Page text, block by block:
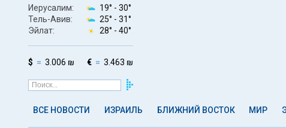
Иерусалим: 19° - 30°
Тель-Авив:
25° - 31°
Эйлат:
28° - 40°
$ 3.006 ₪ € 3.463 ₪
ВСЕ НОВОСТИ ИЗРАИЛЬ БЛИЖНИЙ ВОСТОК МИР